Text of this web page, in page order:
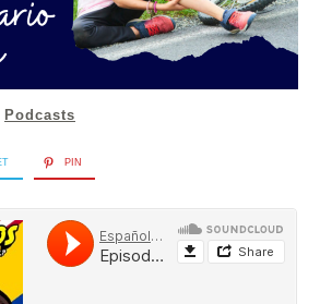
Podcasts
PIN